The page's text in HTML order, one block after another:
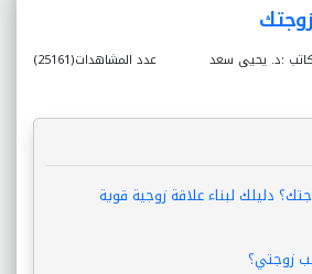
عدد المشاهدات(25161) :د. يحيى سعد
دليلك لبناء علاقة زوجية قوية
زوجتي؟